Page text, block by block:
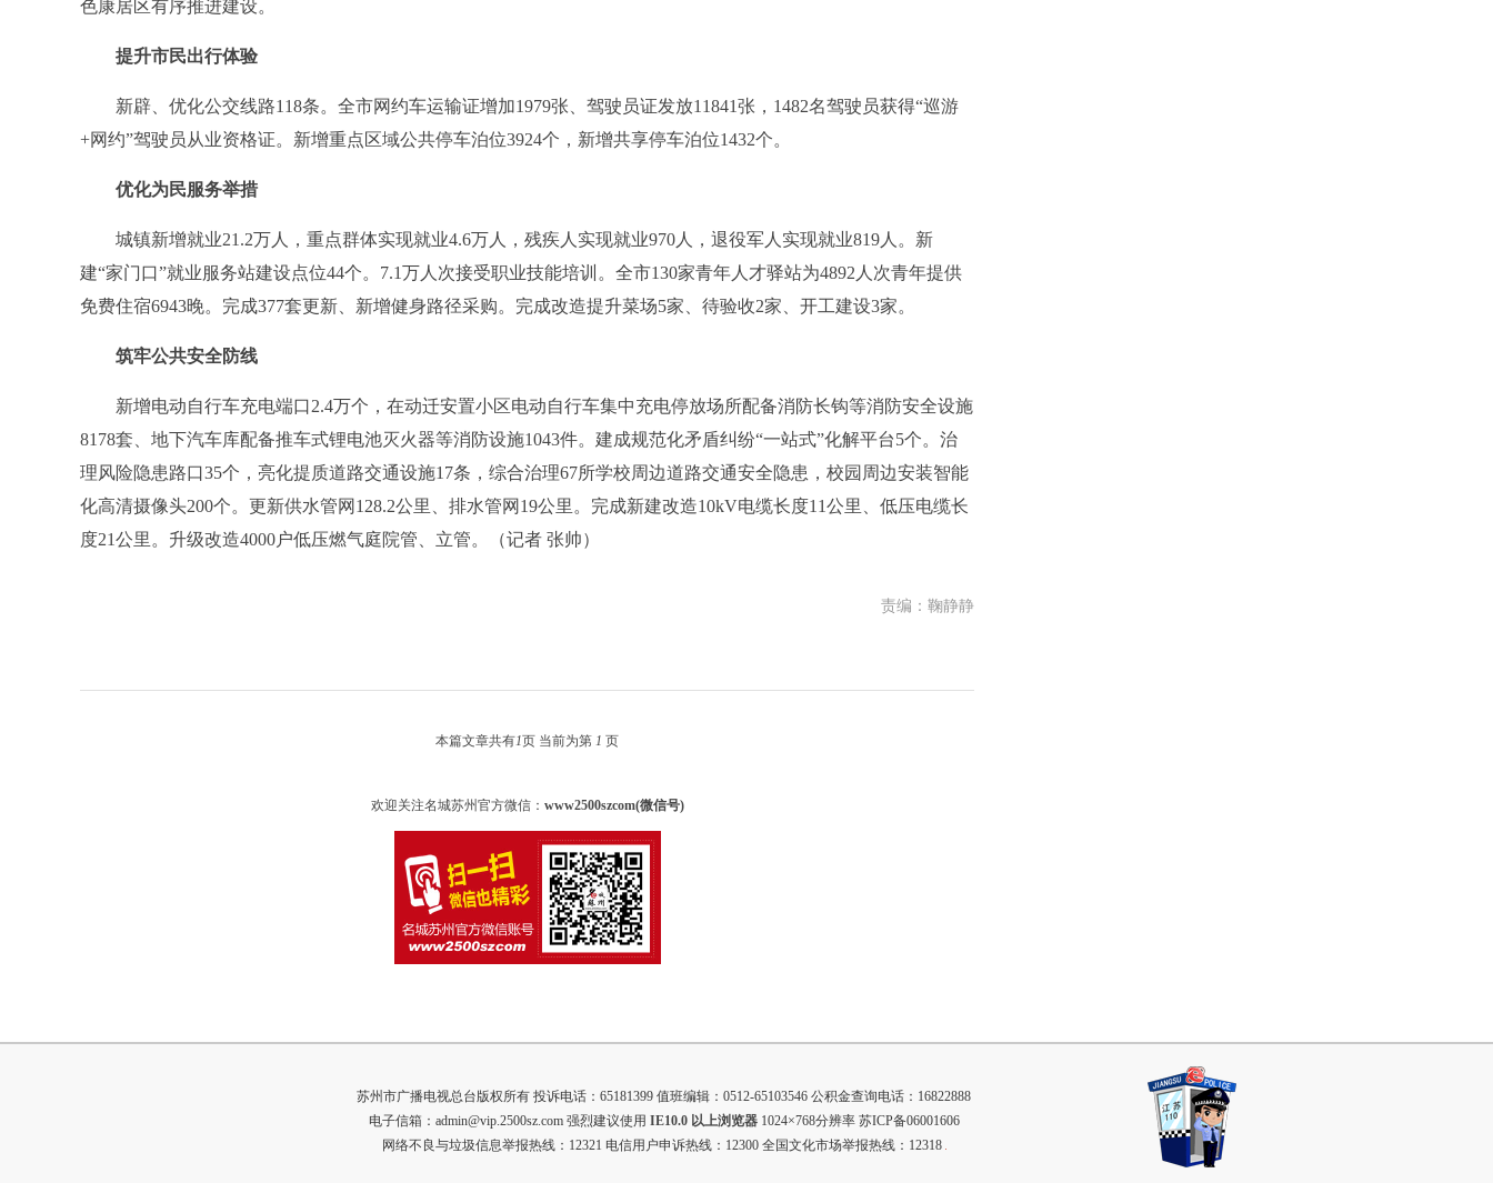
色康居区有序推进建设。
提升市民出行体验
新辟、优化公交线路118条。全市网约车运输证增加1979张、驾驶员证发放11841张，1482名驾驶员获得“巡游
+网约”驾驶员从业资格证。新增重点区域公共停车泊位3924个，新增共享停车泊位1432个。
优化为民服务举措
城镇新增就业21.2万人，重点群体实现就业4.6万人，残疾人实现就业970人，退役军人实现就业819人。新
建“家门口”就业服务站建设点位44个。7.1万人次接受职业技能培训。全市130家青年人才驿站为4892人次青年提供
免费住宿6943晚。完成377套更新、新增健身路径采购。完成改造提升菜场5家、待验收2家、开工建设3家。
筑牢公共安全防线
新增电动自行车充电端口2.4万个，在动迁安置小区电动自行车集中充电停放场所配备消防长钩等消防安全设施
8178套、地下汽车库配备推车式锂电池灭火器等消防设施1043件。建成规范化矛盾纠纷“一站式”化解平台5个。治
理风险隐患路口35个，亮化提质道路交通设施17条，综合治理67所学校周边道路交通安全隐患，校园周边安装智能
化高清摄像头200个。更新供水管网128.2公里、排水管网19公里。完成新建改造10kV电缆长度11公里、低压电缆长
度21公里。升级改造4000户低压燃气庭院管、立管。（记者 张帅）
责编：鞠静静
本篇文章共有1页 当前为第 1 页
欢迎关注名城苏州官方微信： www2500szcom(微信号)
苏州市广播电视总台版权所有 投诉电话：65181399 值班编辑：0512-65103546 公积金查询电话：16822888
电子信箱：admin@vip.2500sz.com 强烈建议使用 IE10.0 以上浏览器1024×768分辨率 苏ICP备06001606
网络不良与垃圾信息举报热线：12321 电信用户申诉热线：12300 全国文化市场举报热线：12318